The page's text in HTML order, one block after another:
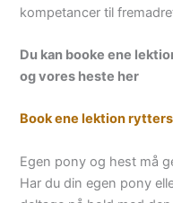
kompetancer til
Du kan booke ene
og vores heste her
Book ene lektion
Egen pony og hest må
Har du din egen pony